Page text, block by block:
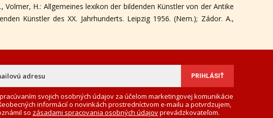
H.: Allgemeines lexikon der bildenden Künstler von der Antike
Künstler des XX. Jahrhunderts. Leipzig 1956. (Nem.); Zádor. A.,
svojich osobných údajov za účelom marketingovej komunikácie
informácií o novinkách prostredníctvom e-mailu a potvrdzujem,
so zásadami spracovania osobných údajovprevádzkovateľom.